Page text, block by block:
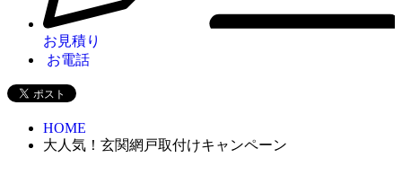
お見積り
お電話
HOME
大人気！玄関網戸取付けキャンペーン